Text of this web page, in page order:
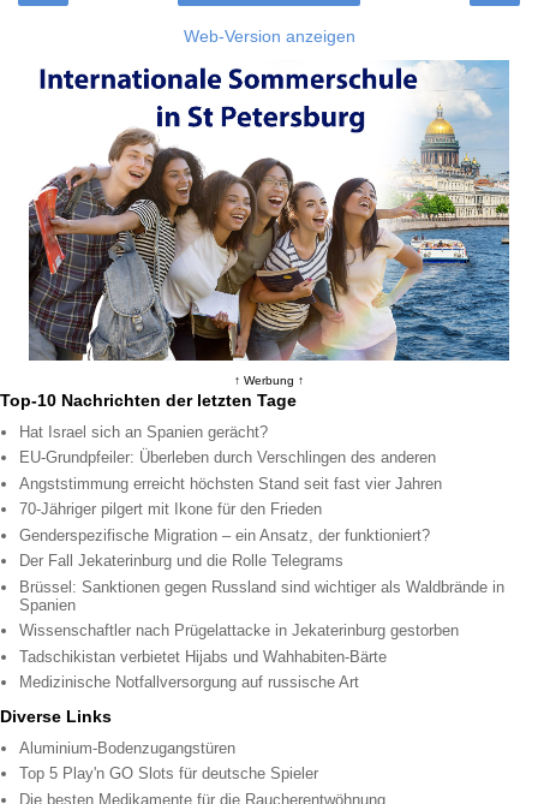
Web-Version anzeigen
↑ Werbung ↑
Top-10 Nachrichten der letzten Tage
Hat Israel sich an Spanien gerächt?
EU-Grundpfeiler: Überleben durch Verschlingen des anderen
Angststimmung erreicht höchsten Stand seit fast vier Jahren
70-Jähriger pilgert mit Ikone für den Frieden
Genderspezifische Migration – ein Ansatz, der funktioniert?
Der Fall Jekaterinburg und die Rolle Telegrams
Brüssel: Sanktionen gegen Russland sind wichtiger als Waldbrände in
Spanien
Wissenschaftler nach Prügelattacke in Jekaterinburg gestorben
Tadschikistan verbietet Hijabs und Wahhabiten-Bärte
Medizinische Notfallversorgung auf russische Art
Diverse Links
Aluminium-Bodenzugangstüren
Top 5 Play'n GO Slots für deutsche Spieler
Die besten Medikamente für die Raucherentwöhnung